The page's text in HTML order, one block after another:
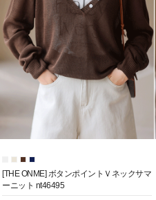
[THE ONME] ボタンポイントＶネックサマ
ーニット nt46495